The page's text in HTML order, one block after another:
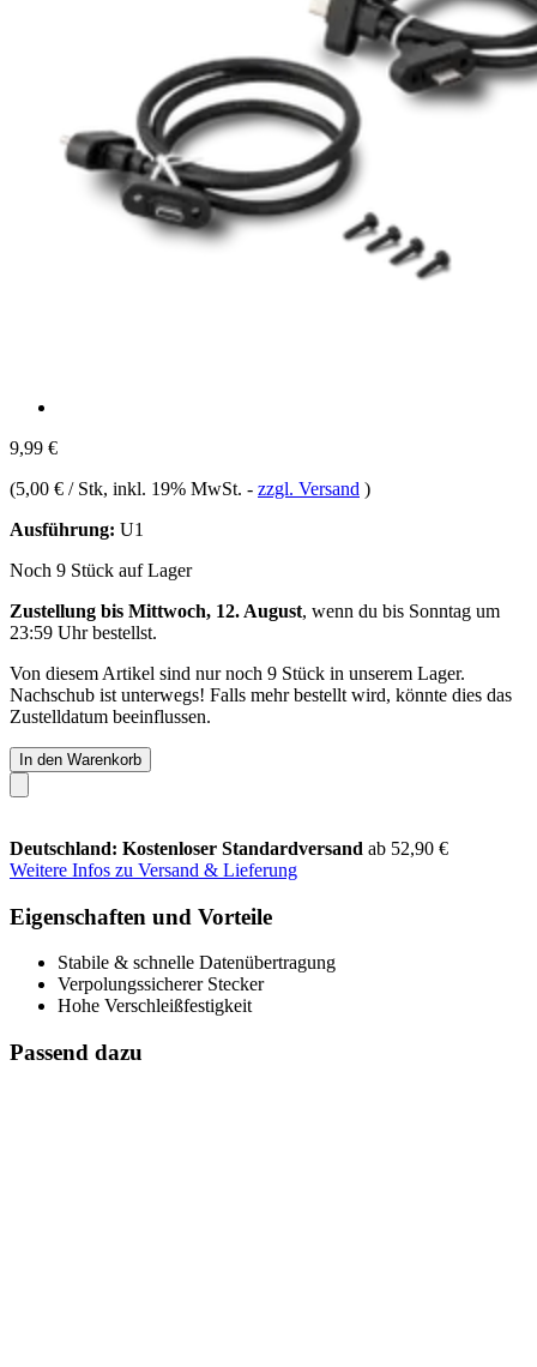
9,99 €
(5,00 € / Stk, inkl. 19% MwSt. - zzgl. Versand )
Ausführung: U1
Noch 9 Stück auf Lager
Zustellung bis Mittwoch, 12. August, wenn du bis Sonntag um
23:59 Uhrbestellst.
Von diesem Artikel sind nur noch 9 Stück in unserem Lager.
Nachschub ist unterwegs! Falls mehr bestellt wird, könnte dies das
Zustelldatum beeinflussen.
In den Warenkorb
Deutschland: Kostenloser Standardversand ab 52,90 €
Weitere Infos zu Versand & Lieferung
Eigenschaften und Vorteile
Stabile & schnelle Datenübertragung
Verpolungssicherer Stecker
Hohe Verschleißfestigkeit
Passend dazu